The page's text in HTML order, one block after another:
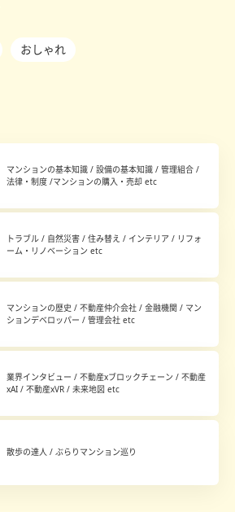
おしゃれ
マンションの基本知識 / 設備の基本知識 / 管理組合 /
法律・制度 /マンションの購入・売却 etc
トラブル / 自然災害 / 住み替え / インテリア / リフォ
ーム・リノベーション etc
マンションの歴史 / 不動産仲介会社 / 金融機関 / マン
ションデベロッパー / 管理会社 etc
業界インタビュー / 不動産xブロックチェーン / 不動産
xAI / 不動産xVR / 未来地図 etc
散歩の達人 / ぶらりマンション巡り